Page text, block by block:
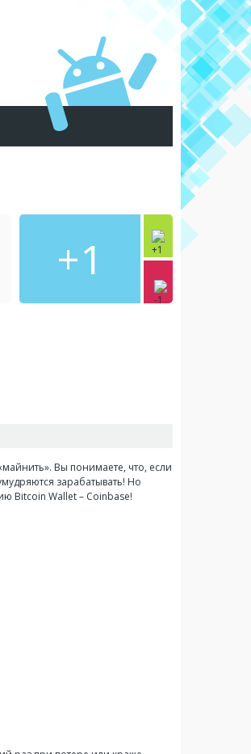
+1
Вы понимаете, что, если
зарабатывать! Но
Bitcoin Wallet – Coinbase!